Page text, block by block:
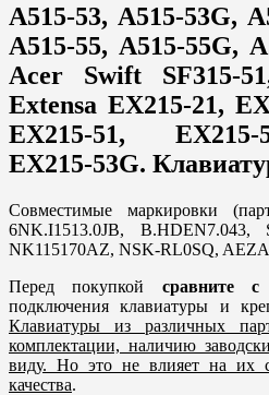
A515-53, A515-53G,
A515-55, A515-55G,
Acer Swift SF315-
Extensa EX215-21,
EX215-51,
EX215-53G.
Совместимые маркировки
6NK.I1513.0JB, B.HDEN7.043,
NK115170AZ, NSK-RL0SQ,
Перед покупкой сравните
подключения клавиатуры и
Клавиатуры из различных
комплектации, наличию
виду. Но это не влияет на их
качества.